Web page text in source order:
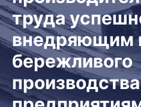
труда
внедряющим
бережливого
производства